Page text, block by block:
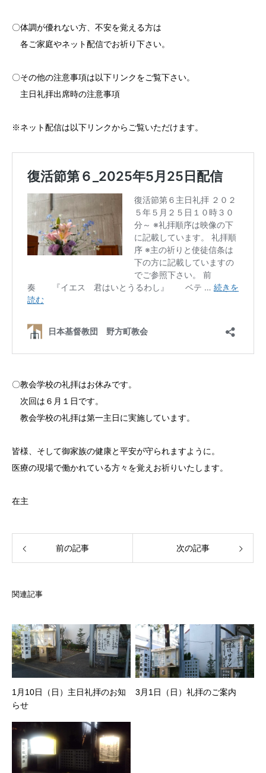
〇体調が優れない方、不安を覚える方は
各ご家庭やネット配信でお祈り下さい。
〇その他の注意事項は以下リンクをご覧下さい。
主日礼拝出席時の注意事項
※ネット配信は以下リンクからご覧いただけます。
〇教会学校の礼拝はお休みです。
次回は６月１日です。
教会学校の礼拝は第一主日に実施しています。
皆様、そして御家族の健康と平安が守られますように。
医療の現場で働かれている方々を覚えお祈りいたします。
在主
前の記事 次の記事
関連記事
1月10日（日）主日礼拝のお知
らせ
3月1日（日）礼拝のご案内